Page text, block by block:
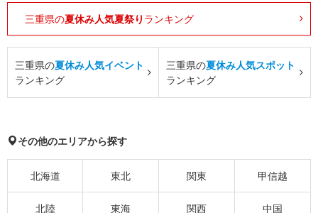
三重県の夏休み人気夏祭り ランキング
三重県の夏休み人気イベント
ランキング
三重県の夏休み人気スポット
ランキング
その他のエリアから探す
北海道 東北 関東 甲信越
北陸 東海 関西 中国